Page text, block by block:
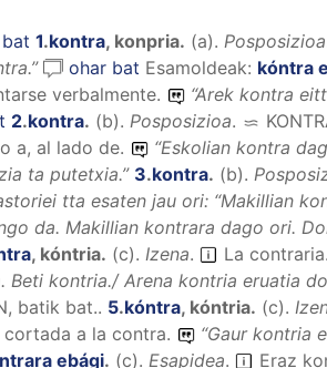
1.kontra, konpria. (a). Posposizioa
” ohar bat Esamoldeak: kóntra
verbalmente.
“Arek kontra
2.kontra. (b). Posposizioa.
a, al lado de.
“Eskolian kontra
ta putetxia.” 3.kontra. (b).
tta esaten jau ori: “Makillian
da. Makillian kontrara dago ori.
, kóntria. (c). Izena. La contraria.
Beti kontria./ Arena kontria eruatia
batik bat.. 5.kóntra, kóntria. (c).
cortada a la contra.
“Gaur kontria
ebági. (c). Esapidea.
Eraz